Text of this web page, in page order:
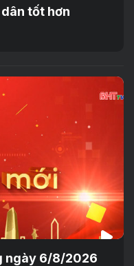
tốt hơn
ngày 6/8/2026